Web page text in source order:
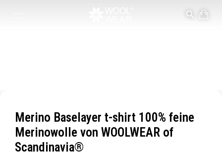
Merino Baselayer t-shirt 100% feine
Merinowolle von WOOLWEAR of
Scandinavia®